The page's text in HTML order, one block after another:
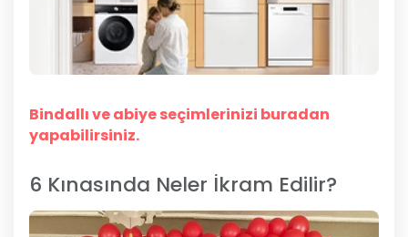
Bindallı ve abiye seçimlerinizi buradan
yapabilirsiniz.
6 Kınasında Neler İkram Edilir?